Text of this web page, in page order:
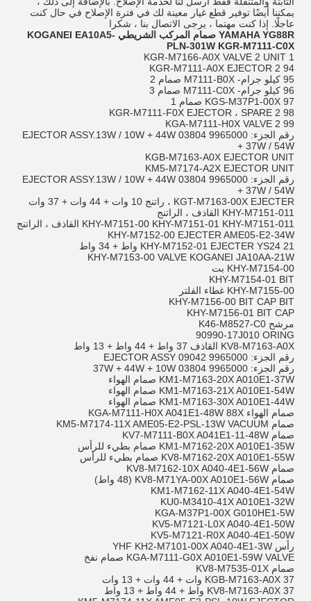
يمكننا أيضًا توفير قطع غيار معينة لك في فترة الإصلاح في حال كنت
عاجلًا. إذا كنت مهتما ، يرجى الاتصال بنا ، شكرا
YAMAHA YG88R
صمام المركب الشريطي KOGANEI EA10A5-
PLN-301W KGR-M7111-C0X
KGR-M7166-A0X VALVE 2 UNIT 1
94 KGR-M7111-A0X EJECTOR 2
95 كيلو جرام- M7111-B0X صمام 2
96 كيلو جرام- M7111-C0X صمام 3
97 KGS-M37P1-00X صمام 1
98 KGR-M7111-F0X EJECTOR ، SPARE 2
99 KGA-M7111-H0X VALVE 2
رقم الجزء: 9965000 03804 EJECTOR ASSY.13W / 10W + 44W
+ 37W / 54W
KGB-M7163-A0X EJECTOR UNIT
KM5-M7174-A2X EJECTOR UNIT
رقم الجزء: 9965000 03804 EJECTOR ASSY.13W / 10W + 44W
+ 37W / 54W
KGT-M7163-00X EJECTER ، راتنج 10 وات + 44 وات + 37 وات
KHY-M7151-011 القاذف ، الراتنج
KHY-M7151-00 KHY-M7151-01 KHY-M7151-011 القاذف ، الراتنج
KHY-M7152-00 EJECTER AME05-E2-34W
KHY-M7152-01 EJECTER YS24 21 واط + 34 واط
KHY-M7153-00 VALVE KOGANEI JA10AA-21W
KHY-M7154-00 بت
KHY-M7154-01 BIT
KHY-M7155-00 غطاء الفلتر
KHY-M7156-00 BIT CAP BIT
KHY-M7156-01 BIT CAP
مرشح K46-M8527-C0
90990-17J010 ORING
KV8-M7163-A0X القاذف 37 واط + 44 واط + 13 واط
رقم الجزء: 9965000 09042 EJECTOR ASSY
رقم الجزء: 9965000 03804 37W + 44W + 10W
KM1-M7163-20X A010E1-37W صمام الهواء
KM1-M7163-21X A010E1-54W صمام الهواء
KM1-M7163-30X A010E1-44W صمام الهواء
صمام الهواء KGA-M7111-H0X A041E1-48W 88X
صمام KM5-M7174-11X AME05-E2-PSL-13W VACUUM
صمام KV7-M7111-B0X A041E1-11-48W
KM1-M7162-20X A010E1-35W صمام بطيء للرأس
KV8-M7162-20X A010E1-55W صمام بطيء للرأس
صمام KV8-M7162-10X A040-4E1-56W
صمام KV8-M71YA-00X A010E1-56W (48 واط)
KM1-M7162-11X A040-4E1-54W
KU0-M3410-41X A010E1-32W
KGA-M37P1-00X G010HE1-5W
KV5-M7121-L0X A040-4E1-50W
KV5-M7121-R0X A040-4E1-50W
رأس YHF KH2-M7101-00X A040-4E1-3W
KGA-M7111-G0X A010E1-59W VALVE صمام نفخ
صمام KV8-M7535-01X
KGB-M7163-A0X 37 وات + 44 وات + 13 وات
KV8-M7163-A0X 37 واط + 44 واط + 13 واط